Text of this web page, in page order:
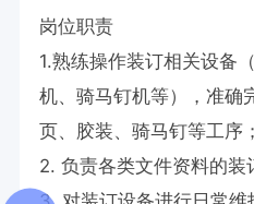
岗位职责
1.熟练操作装订相关设备
机、骑马钉机等），准确
页、胶装、骑马钉等工序；
2. 负责各类文件资料的